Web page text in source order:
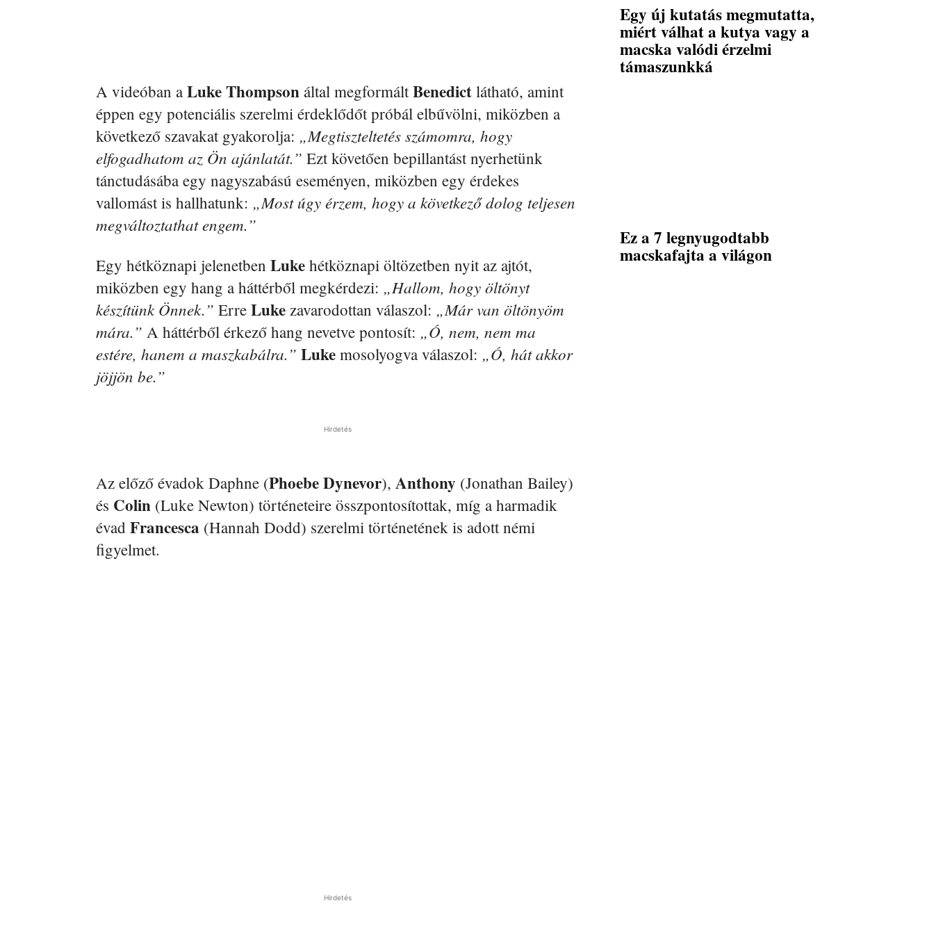
A videóban a Luke Thompson által megformáltBenedict látható, amint
éppen egy potenciális szerelmi érdeklődőt próbál elbűvölni, miközben a
következő szavakat gyakorolja: „Megtiszteltetés számomra, hogy
elfogadhatom az Ön ajánlatát.” Ezt követően bepillantást nyerhetünk
tánctudásába egy nagyszabású eseményen, miközben egy érdekes
vallomást is hallhatunk: „Most úgy érzem, hogy a következő dolog teljesen
megváltoztathat engem.”
Egy hétköznapi jelenetben Luke hétköznapi öltözetben nyit az ajtót,
miközben egy hang a háttérből megkérdezi: „Hallom, hogy öltönyt
készítünk Önnek.” Erre Luke zavarodottan válaszol: „Már van öltönyöm
mára.” A háttérből érkező hang nevetve pontosít: „Ó, nem, nem ma
estére, hanem a maszkabálra.” Luke mosolyogva válaszol: „Ó, hát akkor
jöjjön be.”
Hirdetés
Az előző évadok Daphne (Phoebe Dynevor), Anthony (Jonathan Bailey)
és Colin (Luke Newton) történeteire összpontosítottak, míg a harmadik
évad Francesca (Hannah Dodd) szerelmi történetének is adott némi
figyelmet.
Hirdetés
Egy új kutatás megmutatta,
miért válhat a kutya vagy a
macska valódi érzelmi
támaszunkká
Ez a 7 legnyugodtabb
macskafajta a világon